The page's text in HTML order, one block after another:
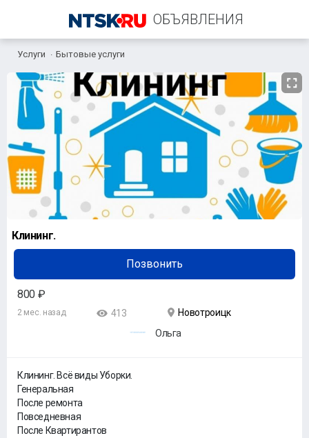
ОБЪЯВЛЕНИЯ
+7 (909) 610-41-17
Услуги Бытовые услуги
Клининг.
Позвонить
800 ₽
2 мес. назад 413
Новотроицк
Ольга
Клининг. Всё виды Уборки.
Генеральная
После ремонта
Повседневная
После Квартирантов